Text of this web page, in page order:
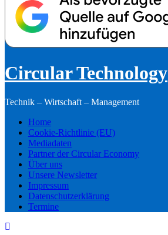
Circular Technology
Technik – Wirtschaft – Management
Home
Cookie-Richtlinie (EU)
Mediadaten
Partner der Circular Economy
Über uns
Unsere Newsletter
Impressum
Datenschutzerklärung
Termine